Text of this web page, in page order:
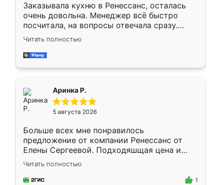
Заказывала кухню в Ренессанс, осталась
очень довольна. Менеджер всё быстро
посчитала, на вопросы отвечала сразу.
Замерщик приехал в субботу, подошёл к
делу со всей ответственностью. Собрали
за день, ребята работали аккуратно, даже
Читать полностью
Аринка Р.
5 августа 2026
Больше всех мне понравилось
предложение от компании Ренессанс от
Елены Сергеевой. Подходяшщая цена и
короткие сроки изготовления. Приехавший
для замера сотрудник Владислав
предложил по моему эскизу самый
Читать полностью
1